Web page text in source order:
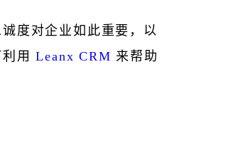
度对企业如此重要，以
用 Leanx CRM 来帮助